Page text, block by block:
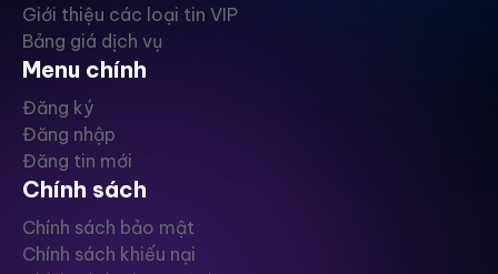
Giới thiệu các loại tin VIP
Bảng giá dịch vụ
Menu chính
Đăng ký
Đăng nhập
Đăng tin mới
Chính sách
Chính sách bảo mật
Chính sách khiếu nại